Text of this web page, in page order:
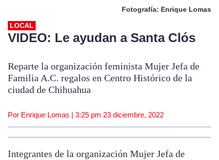
Fotografía: Enrique Lomas
LOCAL
VIDEO: Le ayudan a Santa Clós
Reparte la organización feminista Mujer Jefa de
Familia A.C. regalos en Centro Histórico de la
ciudad de Chihuahua
Por Enrique Lomas | 3:25 pm 23 diciembre, 2022
Integrantes de la organización Mujer Jefa de